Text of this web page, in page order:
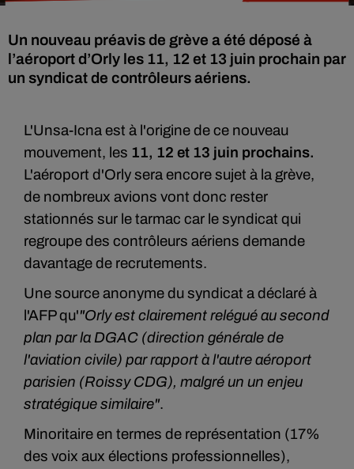
Un nouveau préavis de grève a été déposé à
l’aéroport d’Orly les 11, 12 et 13 juin prochain par
un syndicat de contrôleurs aériens.
L'Unsa-Icna est à l'origine de ce nouveau
mouvement, les 11, 12 et 13 juin prochains.
L'aéroport d'Orly sera encore sujet à la grève,
de nombreux avions vont donc rester
stationnés sur le tarmac car le syndicat qui
regroupe des contrôleurs aériens demande
davantage de recrutements.
Une source anonyme du syndicat a déclaré à
l'AFP qu'"Orly est clairement relégué au second
plan par la DGAC (direction générale de
l'aviation civile) par rapport à l'autre aéroport
parisien (Roissy CDG), malgré un un enjeu
stratégique similaire".
Minoritaire en termes de représentation (17%
des voix aux élections professionnelles),